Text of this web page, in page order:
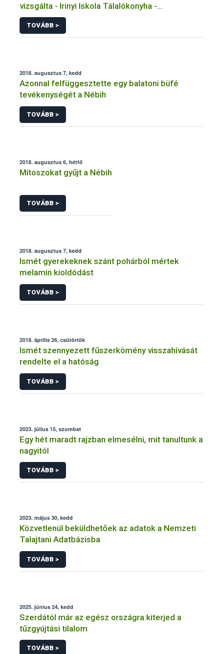
vizsgálta - Irinyi Iskola Tálalókonyha -
Kazinczbarcika
TOVÁBB >
2018. augusztus 7, kedd
Azonnal felfüggesztette egy balatoni büfé
tevékenységét a Nébih
TOVÁBB >
2018. augusztus 6, hétfő
Mítoszokat gyűjt a Nébih
TOVÁBB >
2018. augusztus 7, kedd
Ismét gyerekeknek szánt pohárból mértek
melamin kioldódást
TOVÁBB >
2018. április 26, csütörtök
Ismét szennyezett fűszerkömény visszahívását
rendelte el a hatóság
TOVÁBB >
2023. július 15, szombat
Egy hét maradt rajzban elmesélni, mit tanultunk a
nagyitól
TOVÁBB >
2023. május 30, kedd
Közvetlenül beküldhetőek az adatok a Nemzeti
Talajtani Adatbázisba
TOVÁBB >
2025. június 24, kedd
Szerdától már az egész országra kiterjed a
tűzgyújtási tilalom
TOVÁBB >